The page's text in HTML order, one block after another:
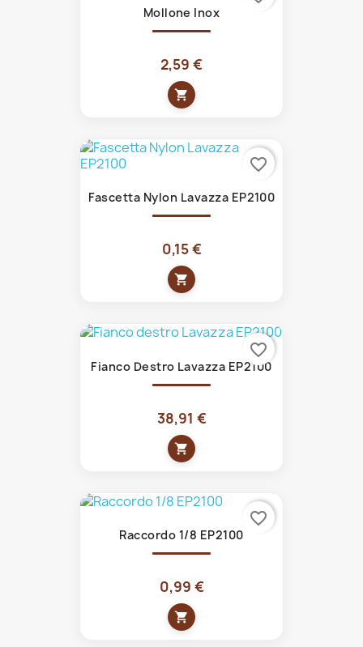
Mollone Inox
2,59 €
shopping_cart
Fascetta Nylon Lavazza EP2100
0,15 €
shopping_cart
favorite_border
Fianco Destro Lavazza EP2100
38,91 €
shopping_cart
favorite_border
Raccordo 1/8 EP2100
0,99 €
shopping_cart
favorite_border